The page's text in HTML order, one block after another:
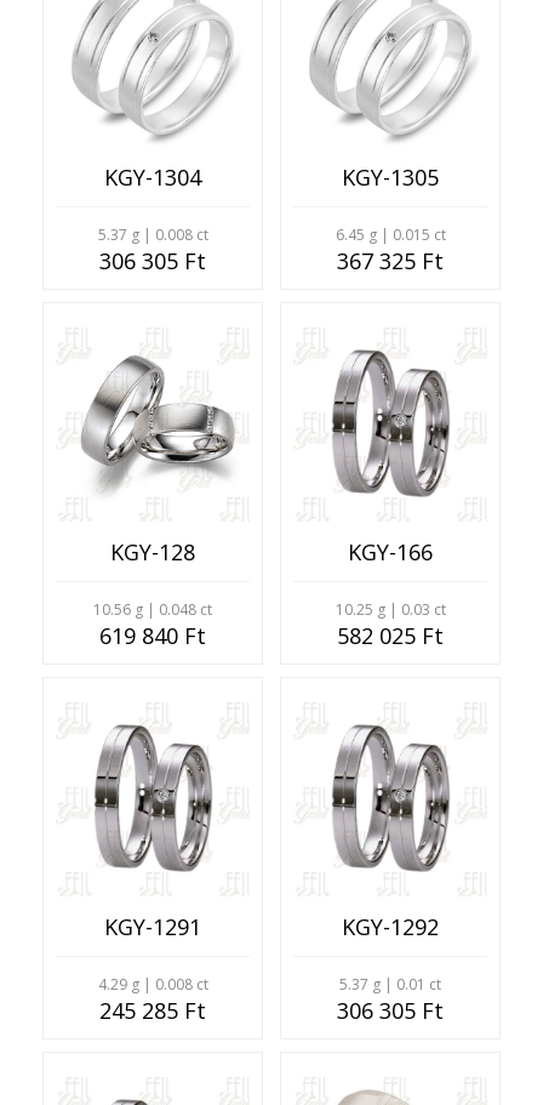
KGY-1304
5.37 g | 0.008 ct
306 305 Ft
KGY-1305
6.45 g | 0.015 ct
367 325 Ft
KGY-128
10.56 g | 0.048 ct
619 840 Ft
KGY-166
10.25 g | 0.03 ct
582 025 Ft
KGY-1291
4.29 g | 0.008 ct
245 285 Ft
KGY-1292
5.37 g | 0.01 ct
306 305 Ft